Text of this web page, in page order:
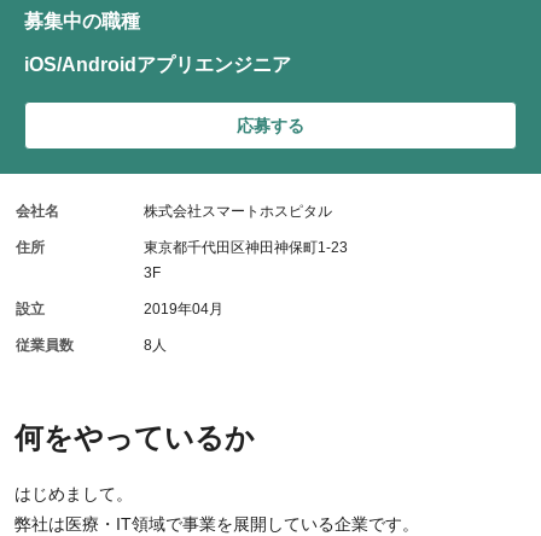
何をやっているか
はじめまして。
弊社は医療・IT領域で事業を展開している企業です。
募集中の職種
iOS/Androidアプリエンジニア
応募する
会社名 株式会社スマートホスピタル
住所
東京都千代田区神田神保町1-23
3F
設立 2019年04月
従業員数 8人